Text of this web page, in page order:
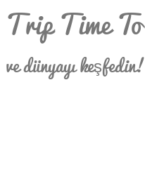
Trip Time To
ve dünyayı keşfedin!